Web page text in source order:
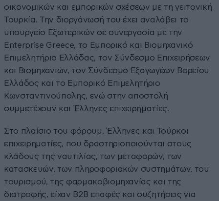
οικονομικών και εμπορικών σχέσεων με τη γειτονική
Τουρκία. Την διοργάνωσή του έχει αναλάβει το
υπουργείο Εξωτερικών σε συνεργασία με την
Enterprise Greece, το Εμπορικό και Βιομηχανικό
Επιμελητήριο Ελλάδας, τον Σύνδεσμο Επιχειρήσεων
και Βιομηχανιών, τον Σύνδεσμο Εξαγωγέων Βορείου
Ελλάδος και το Εμπορικό Επιμελητήριο
Κωνσταντινούπολης, ενώ στην αποστολή
συμμετέχουν και Έλληνες επιχειρηματίες.
Στο πλαίσιο του φόρουμ, Έλληνες και Τούρκοι
επιχειρηματίες, που δραστηριοποιούνται στους
κλάδους της ναυτιλίας, των μεταφορών, των
κατασκευών, των πληροφοριακών συστημάτων, του
τουρισμού, της φαρμακοβιομηχανίας και της
διατροφής, είχαν B2B επαφές και συζητήσεις για